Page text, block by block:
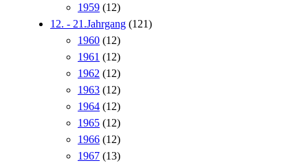
1959 (12)
12. - 21.Jahrgang (121)
1960 (12)
1961 (12)
1962 (12)
1963 (12)
1964 (12)
1965 (12)
1966 (12)
1967 (13)